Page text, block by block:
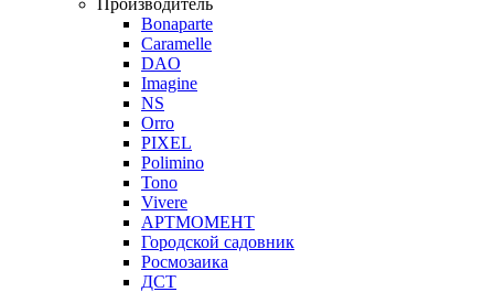
Производитель
Bonaparte
Caramelle
DAO
Imagine
NS
Orro
PIXEL
Polimino
Tono
Vivere
АРТМОМЕНТ
Городской садовник
Росмозаика
ДСТ